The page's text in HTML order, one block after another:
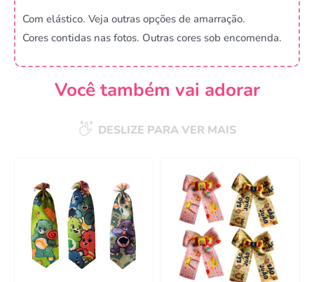
Com elástico. Veja outras opções de amarração.
Cores contidas nas fotos. Outras cores sob encomenda.
Você também vai adorar
DESLIZE PARA VER MAIS
sucesso!